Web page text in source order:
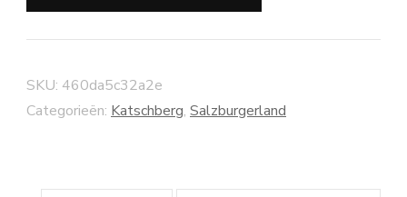
SKU: 460da5c32a2e
Categorieën: Katschberg, Salzburgerland